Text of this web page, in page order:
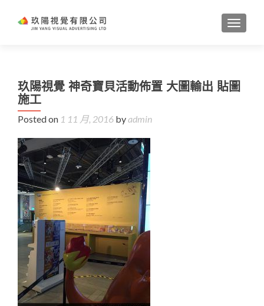
玖陽視覺 神奇寶貝活動佈置 大圖輸出 貼圖
施工
Posted on 1 11 月, 2016 byadmin